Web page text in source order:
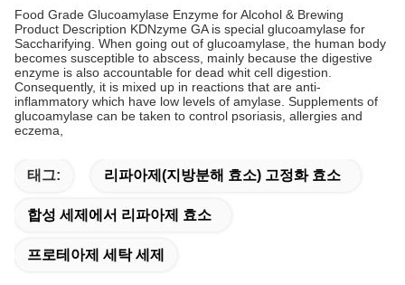
Food Grade Glucoamylase Enzyme for Alcohol & Brewing
Product Description KDNzyme GA is special glucoamylase for
Saccharifying. When going out of glucoamylase, the human body
becomes susceptible to abscess, mainly because the digestive
enzyme is also accountable for dead whit cell digestion.
Consequently, it is mixed up in reactions that are anti-
inflammatory which have low levels of amylase. Supplements of
glucoamylase can be taken to control psoriasis, allergies and
eczema,
태그: 리파아제(지방분해 효소) 고정화 효소
합성 세제에서 리파아제 효소
프로테아제 세탁 세제